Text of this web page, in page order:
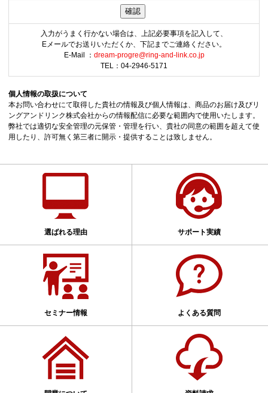
入力がうまく行かない場合は、上記必要事項を記入して、
Eメールでお送りいただくか、下記までご連絡ください。
E-Mail ： dream-progre@ring-and-link.co.jp
TEL：04-2946-5171
個人情報の取扱について
本お問い合わせにて取得した貴社の情報及び個人情報は、商品のお届け及びリ
ングアンドリンク株式会社からの情報配信に必要な範囲内で使用いたします。
弊社では適切な安全管理の元保管・管理を行い、貴社の同意の範囲を超えて使
用したり、許可無く第三者に開示・提供することは致しません。
選ばれる理由 サポート実績
セミナー情報 よくある質問